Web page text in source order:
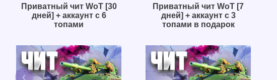
Приватный чит WoT [30
дней] + аккаунт с 6
топами
Приватный чит WoT [7
дней] + аккаунт с 3
топами в подарок